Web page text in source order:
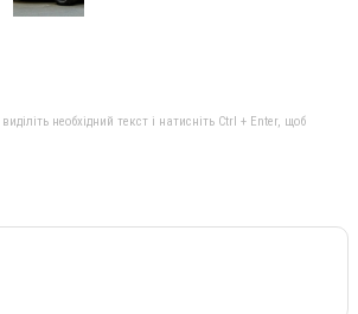
необхідний текст і натисніть Ctrl + Enter, щоб